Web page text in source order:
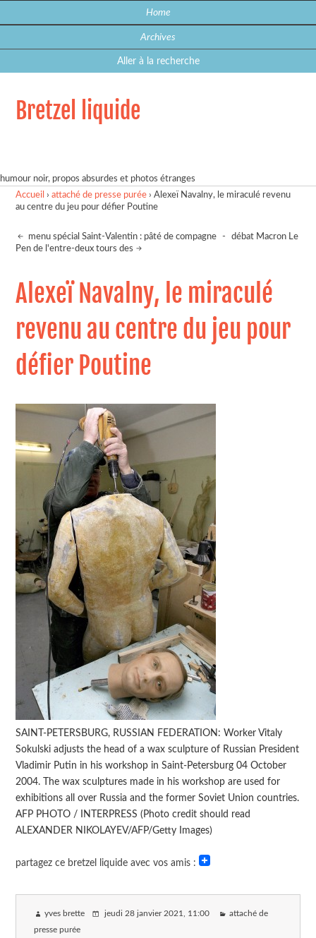
Home
Archives
Aller à la recherche
Bretzel liquide
humour noir, propos absurdes et photos étranges
Accueil ›attaché de presse purée ›Alexeï Navalny, le miraculé revenu
au centre du jeu pour défier Poutine
menu spécial Saint-Valentin : pâté de compagne -
débat Macron Le
Pen de l'entre-deux tours des
Alexeï Navalny, le miraculé
revenu au centre du jeu pour
défier Poutine
SAINT-PETERSBURG, RUSSIAN FEDERATION: Worker Vitaly
Sokulski adjusts the head of a wax sculpture of Russian President
Vladimir Putin in his workshop in Saint-Petersburg 04 October
2004. The wax sculptures made in his workshop are used for
exhibitions all over Russia and the former Soviet Union countries.
AFP PHOTO / INTERPRESS (Photo credit should read
ALEXANDER NIKOLAYEV/AFP/Getty Images)
partagez ce bretzel liquide avec vos amis :
yves brette jeudi 28 janvier 2021, 11:00 attaché de
presse purée